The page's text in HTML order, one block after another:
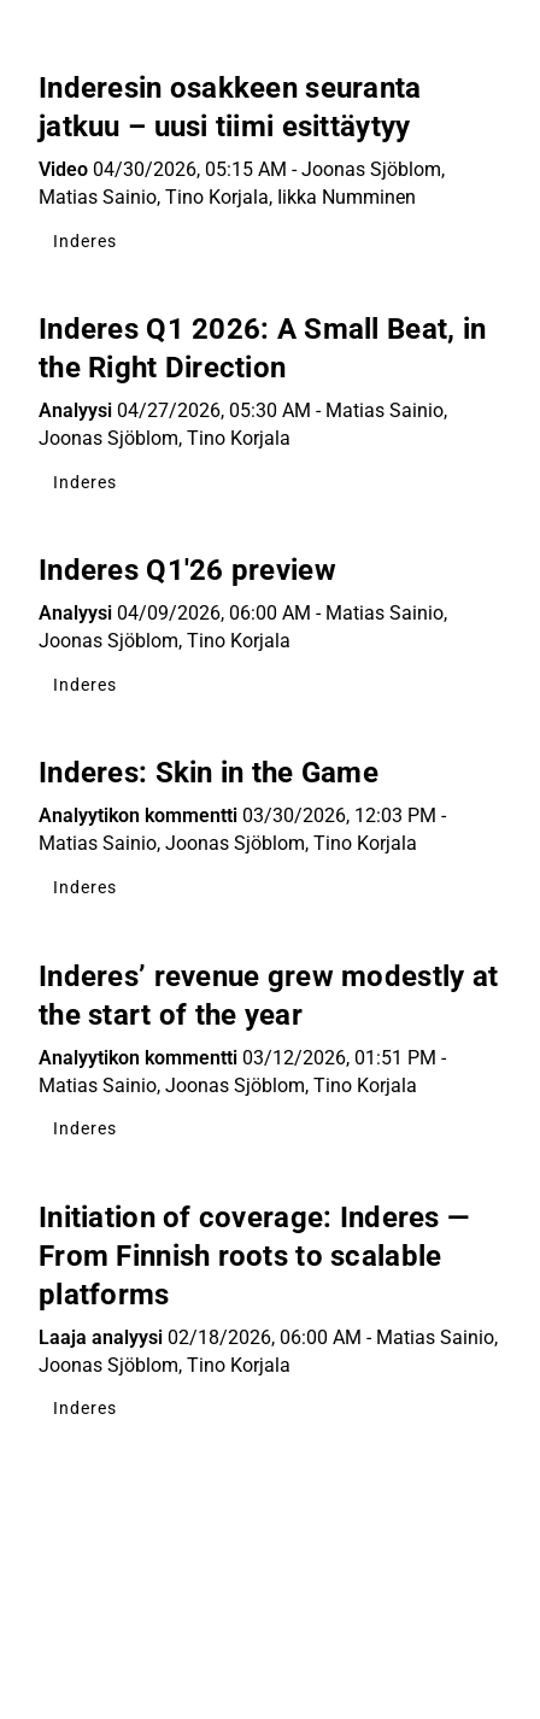
Inderesin osakkeen seuranta
jatkuu – uusi tiimi esittäytyy
Video 04/30/2026, 05:15 AM -Joonas Sjöblom,
Matias Sainio, Tino Korjala, Iikka Numminen
Inderes
Inderes Q1 2026: A Small Beat, in
the Right Direction
Analyysi 04/27/2026, 05:30 AM - Matias Sainio,
Joonas Sjöblom, Tino Korjala
Inderes
Inderes Q1'26 preview
Analyysi 04/09/2026, 06:00 AM - Matias Sainio,
Joonas Sjöblom, Tino Korjala
Inderes
Inderes: Skin in the Game
Analyytikon kommentti 03/30/2026, 12:03 PM -
Matias Sainio, Joonas Sjöblom, Tino Korjala
Inderes
Inderes’ revenue grew modestly at
the start of the year
Analyytikon kommentti 03/12/2026, 01:51 PM -
Matias Sainio, Joonas Sjöblom, Tino Korjala
Inderes
Initiation of coverage: Inderes —
From Finnish roots to scalable
platforms
Laaja analyysi 02/18/2026, 06:00 AM - Matias Sainio,
Joonas Sjöblom, Tino Korjala
Inderes